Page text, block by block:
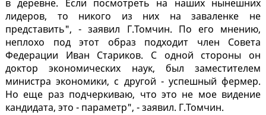
в деревне. Если посмотреть на наших нынешних
лидеров, то никого из них на заваленке не
представить", - заявил Г.Томчин. По его мнению,
неплохо под этот образ подходит член Совета
Федерации Иван Стариков. С одной стороны он
доктор экономических наук, был заместителем
министра экономики, с другой - успешный фермер.
Но еще раз подчеркиваю, что это не мое видение
кандидата, это - параметр", - заявил. Г.Томчин.